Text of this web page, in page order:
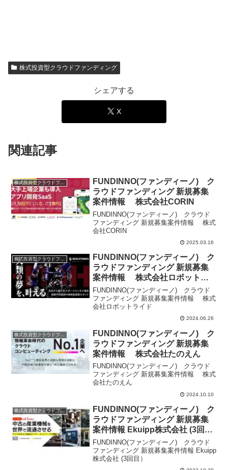
株式投資型クラウドファンディング
シェアする
X
関連記事
株式投資型クラウドファンディング
FUNDINNO(ファンディーノ) ク
ラウドファンディング 新規募集
案件情報 株式会社CORIN
FUNDINNO(ファンディーノ) クラウド
ファンディング 新規募集案件情報 株式
会社CORIN
2025.03.16
FUNDINNO(ファンディーノ) ク
ラウドファンディング 新規募集
案件情報 株式会社ロボットラ
イド
FUNDINNO(ファンディーノ) クラウド
ファンディング 新規募集案件情報 株式
会社ロボットライド
2024.06.26
FUNDINNO(ファンディーノ) ク
ラウドファンディング 新規募集
案件情報 株式会社たのえん
FUNDINNO(ファンディーノ) クラウド
ファンディング 新規募集案件情報 株式
会社たのえん
2024.10.10
株式投資型クラウドファンディング
FUNDINNO(ファンディーノ) ク
ラウドファンディング 新規募集
案件情報 Ekuipp株式会社 (3回
目）
FUNDINNO(ファンディーノ) クラウド
ファンディング 新規募集案件情報 Ekuipp
株式会社 (3回目）